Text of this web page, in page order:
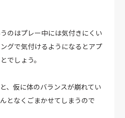
のはプレー中には気付きにくい
グで気付けるようになるとアプ
でしょう。
、仮に体のバランスが崩れてい
となくごまかせてしまうので